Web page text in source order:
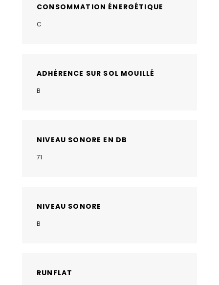
CONSOMMATION ÉNERGÉTIQUE
C
ADHÉRENCE SUR SOL MOUILLÉ
B
NIVEAU SONORE EN DB
71
NIVEAU SONORE
B
RUNFLAT